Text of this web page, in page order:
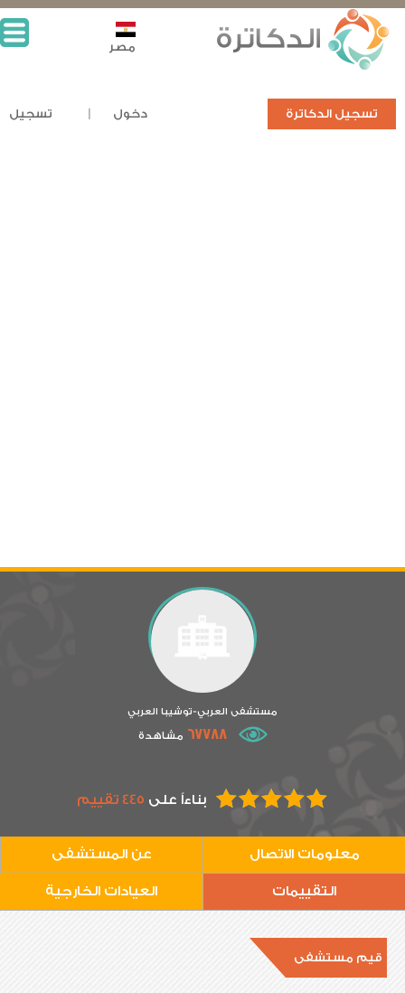
تسجيل الدكاترة دخول تسجيل
مصر
مستشفى العربي-توشيبا العربي
67788 مشاهدة
بناءاً على 445 تقييم
معلومات الاتصال عن المستشفى
التقييمات العيادات الخارجية
قيم مستشفى